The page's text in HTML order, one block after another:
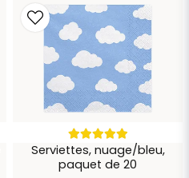
Serviettes, nuage/bleu,
paquet de 20